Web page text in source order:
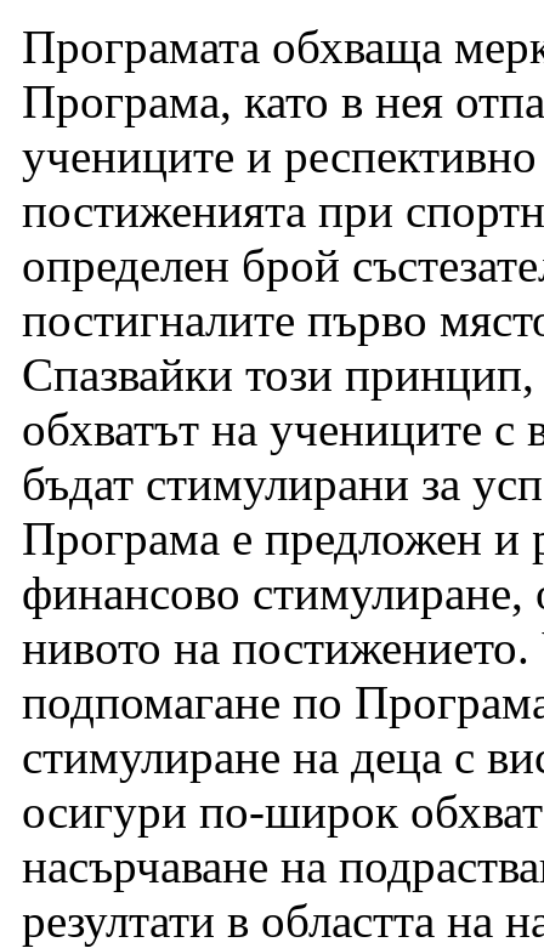
Програмата обхваща
Програма, като в нея
учениците и
постиженията при
определен брой
постигналите първо
Спазвайки този
обхватът на учениците
бъдат стимулирани за
Програма е предложен и
финансово стимулиране,
нивото на
подпомагане по
стимулиране на деца с
осигури по-широк
насърчаване на
резултати в областта на